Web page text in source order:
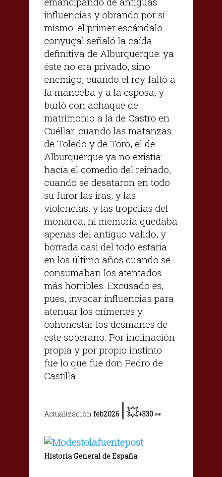
influencias y obrando por sí
mismo: el primer escándalo
conyugal señaló la caída
definitiva de Alburquerque: ya
éste no era privado, sino
enemigo, cuando el rey faltó a
la manceba y a la esposa, y
burló con achaque de
matrimonio a la de Castro en
Cuéllar: cuando las matanzas
de Toledo y de Toro, el de
Alburquerque ya no existía:
hacía el comedio del reinado,
cuando se desataron en todo
su furor las iras, y las
violencias, y las tropelías del
monarca, ni memoria quedaba
apenas del antiguo valido, y
borrada casi del todo estaría
en los último años cuando se
consumaban los atentados
más horribles. Excusado es,
pues, invocar influencias para
atenuar los crímenes y
cohonestar los desmanes de
este soberano. Por inclinación
propia y por propio instinto
fue lo que fue don Pedro de
Castilla.
Actualización feb2026 |💥+330👀
Historia General de España